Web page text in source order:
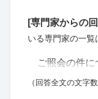
[専門家からの
いる専門家の一覧
ご照会の件
（回答全文の文字